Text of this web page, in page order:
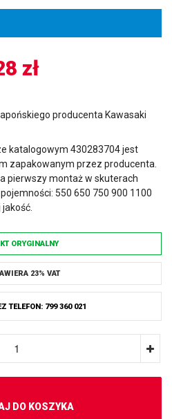
zł
producenta Kawasaki
katalogowym 430283704 jest
zapakowanym przez producenta.
pierwszy montaż w skuterach
550 650 750 900 1100
ORYGINALNY
23% VAT
TELEFON: 799 360 021
DO KOSZYKA